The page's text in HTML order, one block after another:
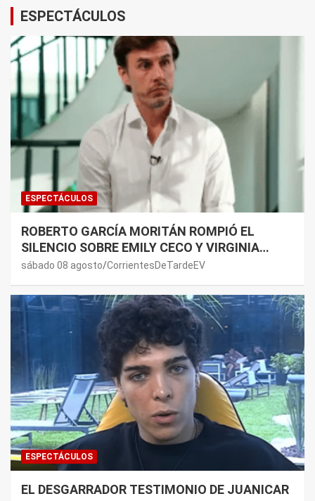
ESPECTÁCULOS
ESPECTÁCULOS
ROBERTO GARCÍA MORITÁN ROMPIÓ EL
SILENCIO SOBRE EMILY CECO Y VIRGINIA
GALLARDO: “DEDÍQUENSE A SUS VIDAS”
sábado 08 agosto CorrientesDeTardeEV
ESPECTÁCULOS
EL DESGARRADOR TESTIMONIO DE JUANICAR